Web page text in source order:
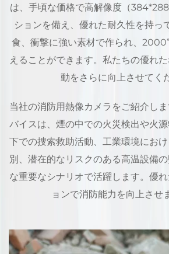
は、手頃な価格で高解像度（
ションを備え、優れた耐久性を持っ
食、衝撃に強い素材で作られ、
えることができます。私たちの優れ
動をさらに向上させてく
当社の消防用熱像カメラをご紹介し
バイスは、煙の中での火災検出や火
下での捜索救助活動、工業環境にお
別、潜在的なリスクのある高温設備
な重要なシナリオで活躍します。優
ョンで消防能力を向上させ